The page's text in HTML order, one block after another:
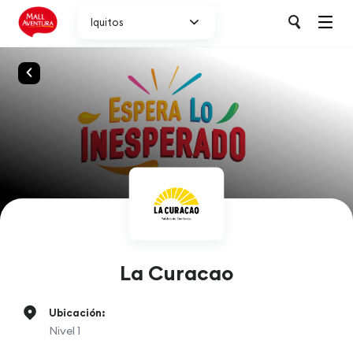
Iquitos
La Curacao
Ubicación:
Nivel 1